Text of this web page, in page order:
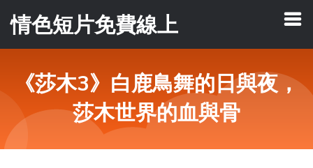
情色短片免費線上
《莎木3》白鹿鳥舞的日與夜，
莎木世界的血與骨